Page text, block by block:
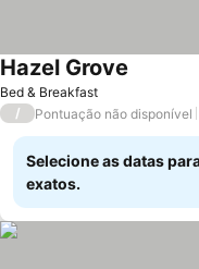
Bed & Breakfast
Hazel Grove
/ Pontuação não disponível
Selecione as datas
exatos.